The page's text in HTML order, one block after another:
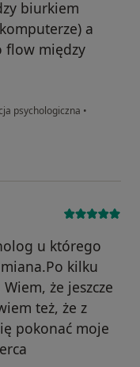
biurkiem
a
flow między
psychologiczna •
u którego
kilku
że jeszcze
też, że z
pokonać moje